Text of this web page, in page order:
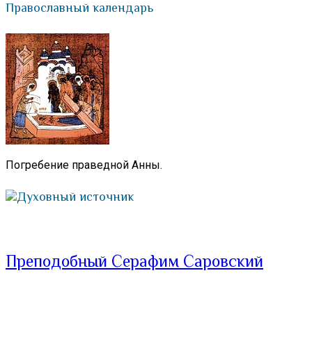
Православный календарь
Погребение праведной Анны.
Духовный источник
Преподобный Серафим Саровский